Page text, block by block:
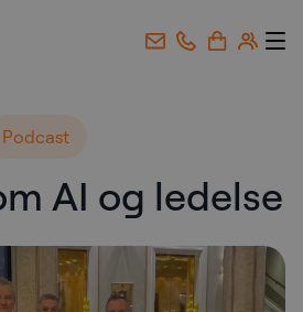
Podcast
AI og ledelse